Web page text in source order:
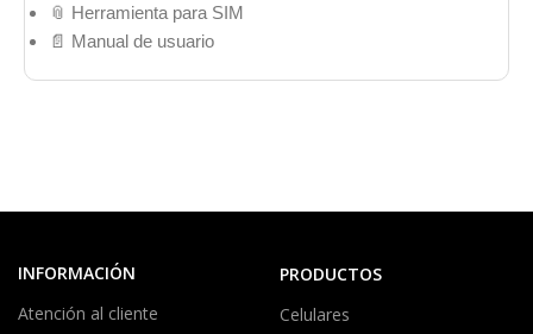
📎 Herramienta para SIM
📄 Manual de usuario
INFORMACIÓN
Atención al cliente
PRODUCTOS
Celulares